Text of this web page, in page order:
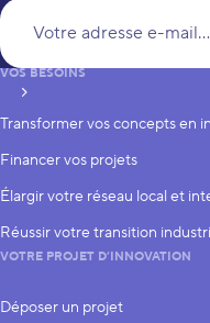
S’inscrire
VOS BESOINS
Transformer vos concepts en
Financer vos projets
Élargir votre réseau local et
Réussir votre transition
VOTRE PROJET D’INNOVATION
Déposer un projet